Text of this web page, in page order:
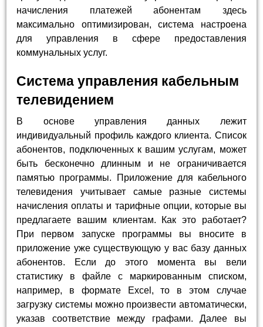
начисления платежей абонентам здесь
максимально оптимизирован, система настроена
для управления в сфере предоставления
коммунальных услуг.
Система управления кабельным
телевидением
В основе управления данных лежит
индивидуальный профиль каждого клиента. Список
абонентов, подключенных к вашим услугам, может
быть бесконечно длинным и не ограничивается
памятью программы. Приложение для кабельного
телевидения учитывает самые разные системы
начисления оплаты и тарифные опции, которые вы
предлагаете вашим клиентам. Как это работает?
При первом запуске программы вы вносите в
приложение уже существующую у вас базу данных
абонентов. Если до этого момента вы вели
статистику в файле с маркированным списком,
например, в формате Excel, то в этом случае
загрузку системы можно произвести автоматически,
указав соответствие между графами. Далее вы